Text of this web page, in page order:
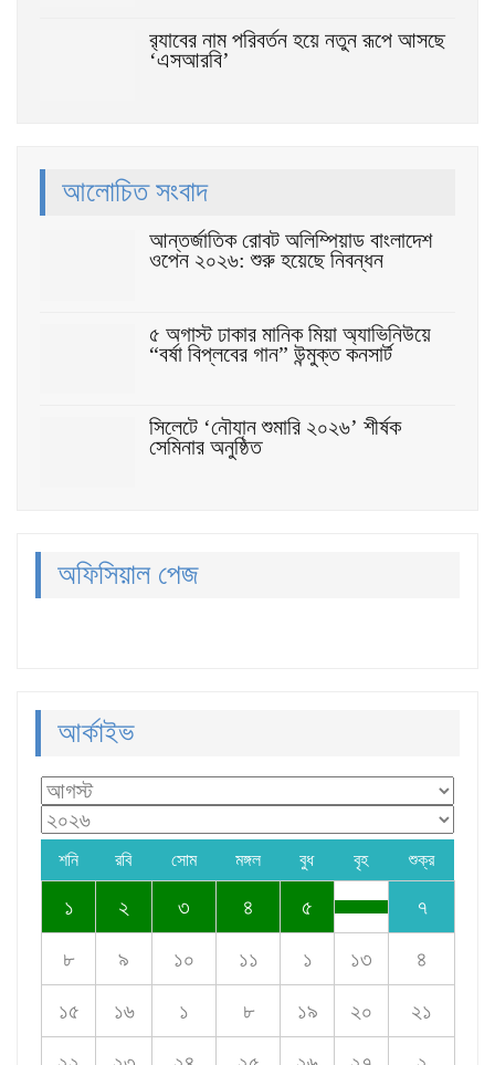
র‌্যাবের নাম পরিবর্তন হয়ে নতুন রূপে আসছে
‘এসআরবি’
আলোচিত সংবাদ
আন্তর্জাতিক রোবট অলিম্পিয়াড বাংলাদেশ
ওপেন ২০২৬: শুরু হয়েছে নিবন্ধন
৫ অগাস্ট ঢাকার মানিক মিয়া অ্যাভিনিউয়ে
“বর্ষা বিপ্লবের গান” উন্মুক্ত কনসার্ট
সিলেটে ‘নৌযান শুমারি ২০২৬’ শীর্ষক
সেমিনার অনুষ্ঠিত
অফিসিয়াল পেজ
আর্কাইভ
শনি রবি সোম মঙ্গল বুধ বৃহ শুক্র
১ ২ ৩ ৪ ৫ ৭
৮ ৯ ১০ ১১ ১ ১৩ ৪
১৫ ১৬ ১ ৮ ১৯ ২০ ২১